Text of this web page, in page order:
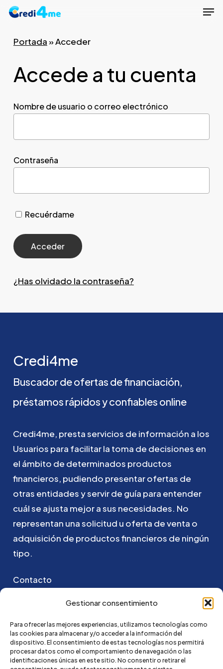
Gestionar consentimiento
Para ofrecer las mejores experiencias, utilizamos tecnologías como
las cookies para almacenar y/o acceder a la información del
dispositivo. El consentimiento de estas tecnologías nos permitirá
procesar datos como el comportamiento de navegación o las
identificaciones únicas en este sitio. No consentir o retirar el
Skip
mainPortada»Acceder
Accede a tu cuenta
Nombre de usuario o correo electrónico
Contraseña
Recuérdame
¿Has olvidado la contraseña?
Credi4me
Buscadordeofertas definanciación,
préstamos rápidosyconfiables online
Credi4me, prestaservicios de información a los
Usuarios para facilitarla toma de decisiones en
el ámbito de determinados productos
financieros, pudiendo presentarofertas de
otras entidadesyservirde guía para entender
cuálse ajusta mejorasus necesidades. No
representan unasolicitud u oferta deventa o
adquisición de productosfinancieros de ningún
tipo.
Contacto
Puedes ponerte en contacto con nosotros
go@credi4me.com